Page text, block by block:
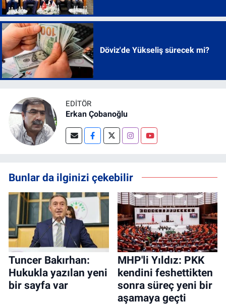
Döviz'de Yükseliş sürecek mi?
EDITÖR
Erkan Çobanoğlu
Bunlar da ilginizi çekebilir
Tuncer Bakırhan:
Hukukla yazılan yeni
bir sayfa var
MHP'li Yıldız: PKK
kendini feshettikten
sonra süreç yeni bir
aşamaya geçti